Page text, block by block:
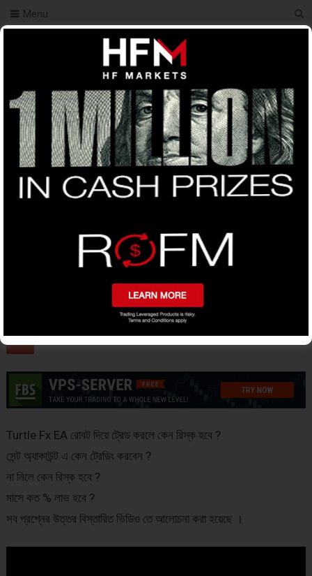
Menu
You Are Here Home ট্রেডিং পরামর্শ
Turtle Fx EA সব প্রশ্নের
উত্তর । সম্পূর্ণই নতুন ধরনের ফরেক্স ট্রেডিং রোবট
Turtle Fx EA সব প্রশ্নের উত্তর । সম্পূর্ণই নতুন ধরনের ফরেক্স ট্রেডিং
Share on Facebook
Turtle Fx EA রোবট দিয়ে ট্রেড করলে কেন রিস্ক হবে ?
সেন্ট অ্যাকাউন্ট এ কেন ট্রেডিং করবেন ?
না নিলে কেন রিস্ক হবে ?
মাসে কত % লাভ হবে ?
সব প্রশ্নের উত্তর বিস্তারিত ভিডিও তে আলোচনা করা হয়েছে ।